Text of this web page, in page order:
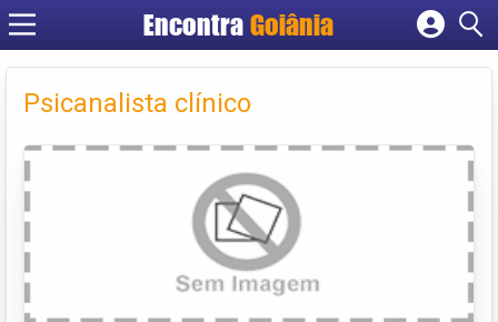
Encontra Goiânia
Cadastrar empresa
Criar conta
Psicanalista clínico